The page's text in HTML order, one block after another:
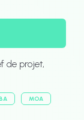
de projet,
MOA